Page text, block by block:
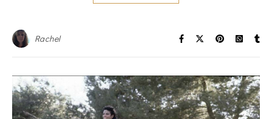
Rachel